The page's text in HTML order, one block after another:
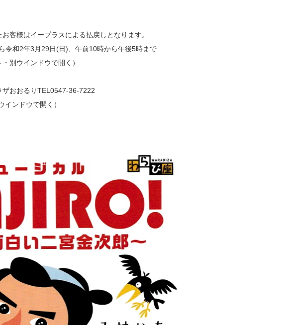
客様はイープラスによる払戻しとなります。
令和2年3月29日(日)、午前10時から午後5時まで
・別ウインドウで開く）
おおるりTEL0547-36-7222
インドウで開く）